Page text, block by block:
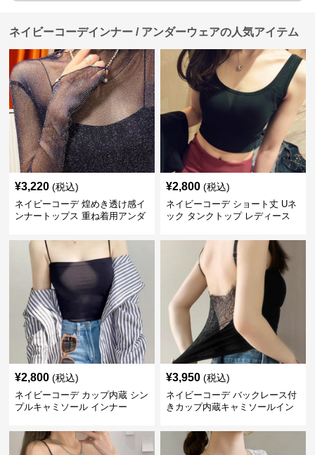
ネイビーコーデインナー / アンダーウェアの人気アイテム
¥3,220 (税込)
ネイビーコーデ 煌めき透け感イ
ンナートップス 重ね着用アンダ
¥2,800 (税込)
ネイビーコーデ ショート丈 Uネ
ック タンクトップ レディース
¥2,800 (税込)
ネイビーコーデ カップ内蔵 シン
プルキャミソール インナー
¥3,950 (税込)
ネイビーコーデ バックレース付
きカップ内蔵キャミソールイン